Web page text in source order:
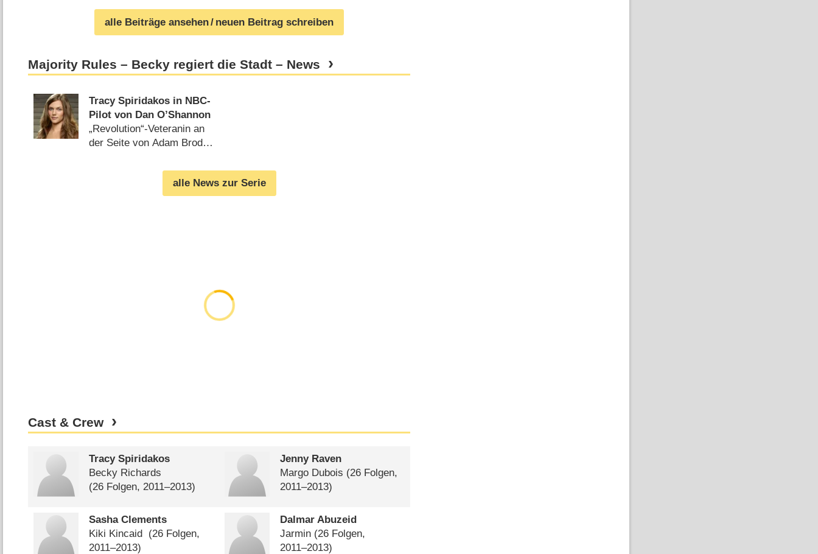
alle Beiträge ansehen/ neuen Beitrag schreiben
Majority Rules – Becky regiert die Stadt – News
Tracy Spiridakos in NBC-
Pilot von Dan O’Shannon
„Revolution“-Veteranin an
der Seite von Adam Brody
alle News zur Serie
Cast & Crew
Tracy Spiridakos
Becky Richards
(26 Folgen, 2011⁠–⁠2013)
Jenny Raven
Margo Dubois (26 Folgen,
2011⁠–⁠2013)
Sasha Clements
Kiki Kincaid (26 Folgen,
2011⁠–⁠2013)
Dalmar Abuzeid
Jarmin(26 Folgen,
2011⁠–⁠2013)